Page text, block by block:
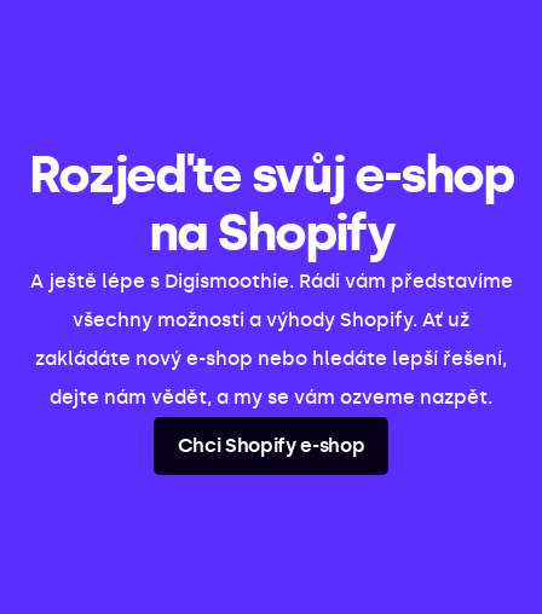
Rozjeďte svůj e-shop
na Shopify
A ještě lépe s Digismoothie. Rádi vám představíme
všechny možnosti a výhody Shopify. Ať už
zakládáte nový e-shop nebo hledáte lepší řešení,
dejte nám vědět, a my se vám ozveme nazpět.
Chci Shopify e-shop